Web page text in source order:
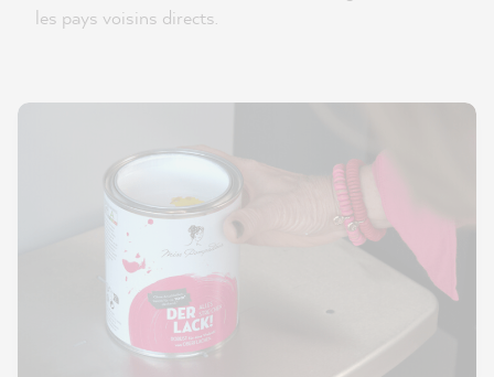
les pays voisins directs.